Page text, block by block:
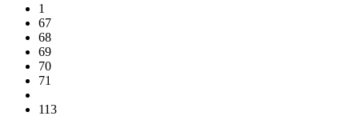
1
67
68
69
70
71
113